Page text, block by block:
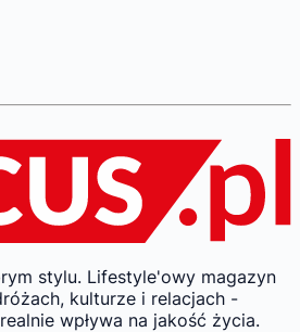
stylu. Lifestyle'owy magazyn
kulturze i relacjach -
wpływa na jakość życia.